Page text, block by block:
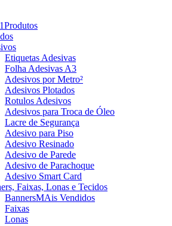
Produtos
Etiquetas Adesivas
Folha Adesivas A3
Adesivos por Metro²
Adesivos Plotados
Rotulos Adesivos
Adesivos para Troca de Óleo
Lacre de Segurança
Adesivo para Piso
Adesivo Resinado
Adesivo de Parede
Adesivo de Parachoque
Adesivo Smart Card
Faixas, Lonas e Tecidos
BannersMAis Vendidos
Faixas
Lonas